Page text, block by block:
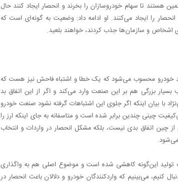
هستند تا سهام خودروسازان را بخرند و انحصار ایجاد کنند حال
را ایجاد می‌کنند. او ادامه داد: وضعیت به گونه‌ای است که
اشخاص و سازمان‌ها جذب کردند، خواهند بلعید.
خودرو محسوب می‌شود که یک خطا و اشتباه فاحش نیز هست که
بزرگی هم بر این صنعت وارد می‌کند و اگر از این اتفاق بد
با بیان اینکه اگر جلوی این اشتباهات گرفته نشود صنعت خودرو
چینی چندین برابر شده است و متاسفانه به جای اینکه ارز را
از چین اتفاق بدی نیست، بلکه مشکل انحصار در واردات و انتخاب
این‌گونه کاهشی شده است و موضوع اصلی هم به واگذاری
کنیم، می‌بینیم که واردکنندگان خودرو و دلالان باعث انحصار در